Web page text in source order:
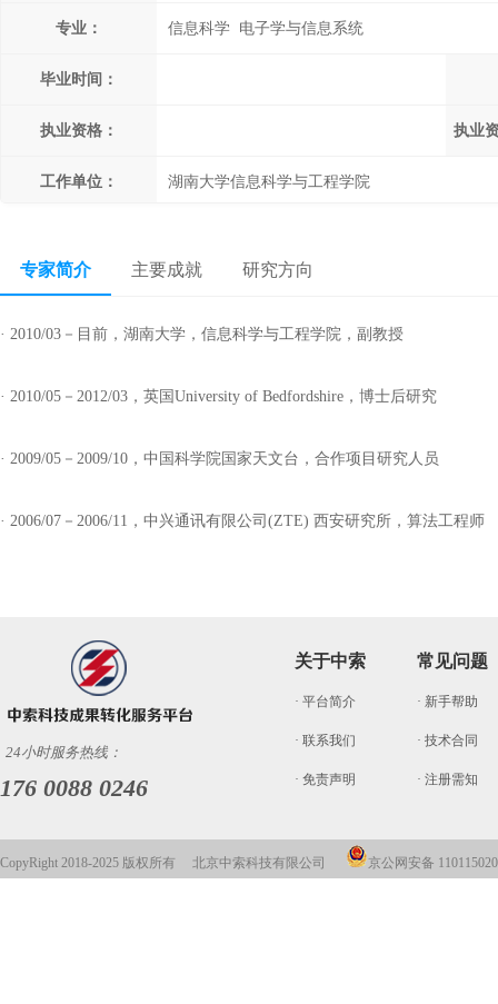
专业： 信息科学 电子学与信息系统
毕业时间：
执业资格： 执业
工作单位： 湖南大学信息科学与工程学院
专家简介 主要成就 研究方向
· 2010/03－目前，湖南大学，信息科学与工程学院，副教授
· 2010/05－2012/03，英国University of Bedfordshire，博士后研究
· 2009/05－2009/10，中国科学院国家天文台，合作项目研究人员
· 2006/07－2006/11，中兴通讯有限公司(ZTE) 西安研究所，算法工程师
24小时服务热线：
176 0088 0246
关于中索
· 平台简介
· 联系我们
· 免责声明
常见问题
· 新手帮助
· 技术合同
· 注册需知
CopyRight 2018-2025 版权所有 北京中索科技有限公司 京公网安备